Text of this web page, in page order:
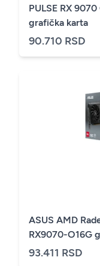
PULSE RX
grafička karta
90.710 RSD
ASUS AMD
RX9070-O16G
93.411 RSD